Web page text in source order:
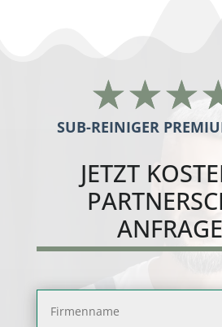
☆☆☆
SUB-REINIGER
JETZT